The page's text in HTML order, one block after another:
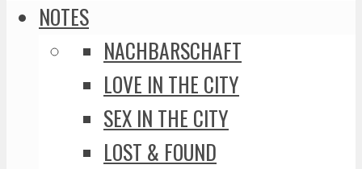
NOTES
NACHBARSCHAFT
LOVE IN THE CITY
SEX IN THE CITY
LOST & FOUND